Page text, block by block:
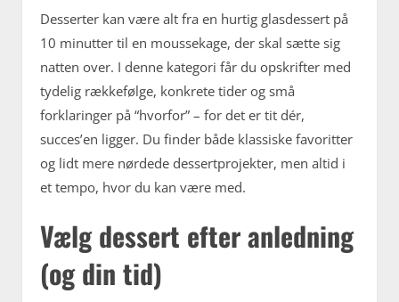
Desserter kan være alt fra en hurtig glasdessert på
10 minutter til en moussekage, der skal sætte sig
natten over. I denne kategori får du opskrifter med
tydelig rækkefølge, konkrete tider og små
forklaringer på “hvorfor” – for det er tit dér,
succes’en ligger. Du finder både klassiske favoritter
og lidt mere nørdede dessertprojekter, men altid i
et tempo, hvor du kan være med.
Vælg dessert efter anledning
(og din tid)